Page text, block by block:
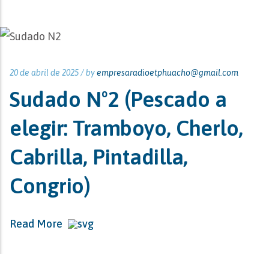
20 de abril de 2025 /byempresaradioetphuacho@gmail.com
Sudado Nº2 (Pescado a
elegir: Tramboyo, Cherlo,
Cabrilla, Pintadilla,
Congrio)
Read More